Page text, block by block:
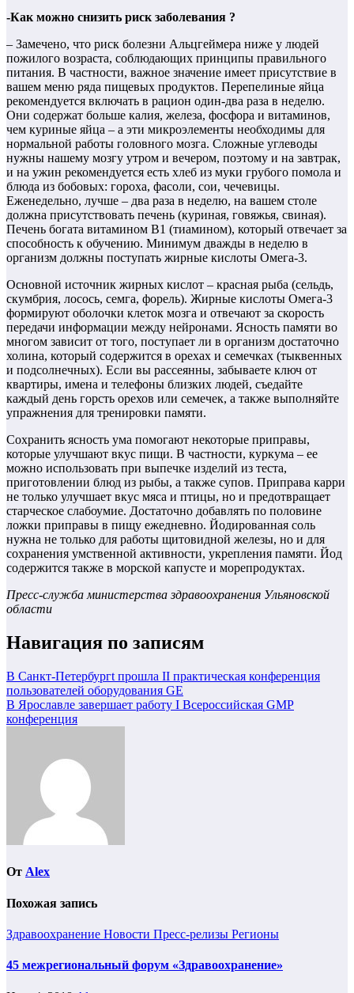
-Как можно снизить риск заболевания ?
– Замечено, что риск болезни Альцгеймера ниже у людей
пожилого возраста, соблюдающих принципы правильного
питания. В частности, важное значение имеет присутствие в
вашем меню ряда пищевых продуктов. Перепелиные яйца
рекомендуется включать в рацион один-два раза в неделю.
Они содержат больше калия, железа, фосфора и витаминов,
чем куриные яйца – а эти микроэлементы необходимы для
нормальной работы головного мозга. Сложные углеводы
нужны нашему мозгу утром и вечером, поэтому и на завтрак,
и на ужин рекомендуется есть хлеб из муки грубого помола и
блюда из бобовых: гороха, фасоли, сои, чечевицы.
Еженедельно, лучше – два раза в неделю, на вашем столе
должна присутствовать печень (куриная, говяжья, свиная).
Печень богата витамином В1 (тиамином), который отвечает за
способность к обучению. Минимум дважды в неделю в
организм должны поступать жирные кислоты Омега-3.
Основной источник жирных кислот – красная рыба (сельдь,
скумбрия, лосось, семга, форель). Жирные кислоты Омега-3
формируют оболочки клеток мозга и отвечают за скорость
передачи информации между нейронами. Ясность памяти во
многом зависит от того, поступает ли в организм достаточно
холина, который содержится в орехах и семечках (тыквенных
и подсолнечных). Если вы рассеянны, забываете ключ от
квартиры, имена и телефоны близких людей, съедайте
каждый день горсть орехов или семечек, а также выполняйте
упражнения для тренировки памяти.
Сохранить ясность ума помогают некоторые приправы,
которые улучшают вкус пищи. В частности, куркума – ее
можно использовать при выпечке изделий из теста,
приготовлении блюд из рыбы, а также супов. Приправа карри
не только улучшает вкус мяса и птицы, но и предотвращает
старческое слабоумие. Достаточно добавлять по половине
ложки приправы в пищу ежедневно. Йодированная соль
нужна не только для работы щитовидной железы, но и для
сохранения умственной активности, укрепления памяти. Йод
содержится также в морской капусте и морепродуктах.
Пресс-служба министерства здравоохранения Ульяновской
области
Навигация по записям
В Санкт-Петербургt прошла II практическая конференция
пользователей оборудования GE
В Ярославле завершает работу I Всероссийская GMP
конференция
От Alex
Похожая запись
Здравоохранение Новости Пресс-релизы Регионы
45 межрегиональный форум «Здравоохранение»